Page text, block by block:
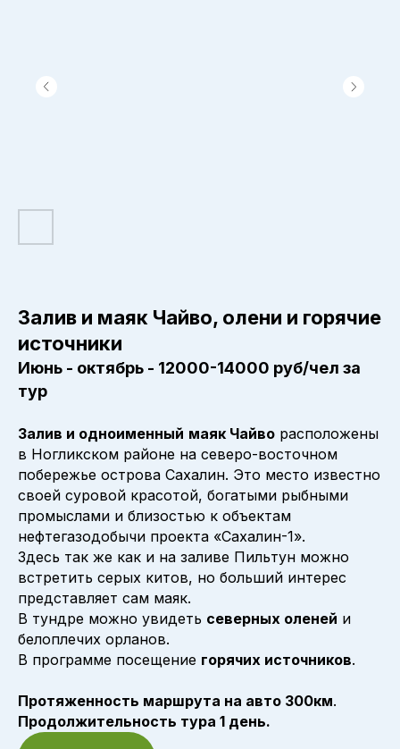
Залив и маяк Чайво, олени и горячие
источники
Июнь - октябрь - 12000-14000 руб/чел за
тур
Залив и одноименный маяк Чайво расположены
в Ногликском районе на северо-восточном
побережье острова Сахалин. Это место известно
своей суровой красотой, богатыми рыбными
промыслами и близостью к объектам
нефтегазодобычи проекта «Сахалин-1».
Здесь так же как и на заливе Пильтун можно
встретить серых китов, но больший интерес
представляет сам маяк.
В тундре можно увидеть северных оленей и
белоплечих орланов.
В программе посещение горячих источников.
Протяженность маршрута на авто 300км.
Продолжительность тура 1 день.